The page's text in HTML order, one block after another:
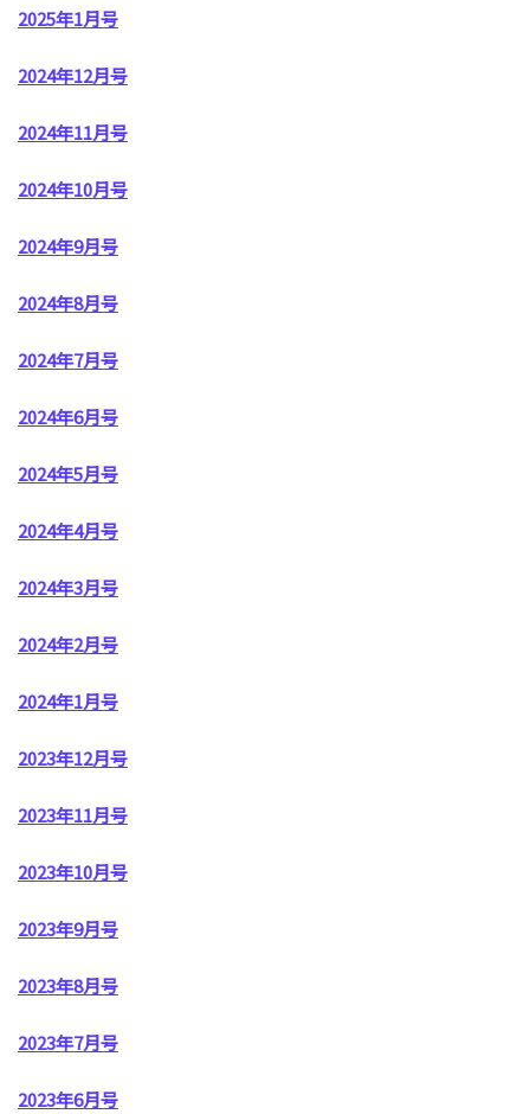
2025年1月号
2024年12月号
2024年11月号
2024年10月号
2024年9月号
2024年8月号
2024年7月号
2024年6月号
2024年5月号
2024年4月号
2024年3月号
2024年2月号
2024年1月号
2023年12月号
2023年11月号
2023年10月号
2023年9月号
2023年8月号
2023年7月号
2023年6月号